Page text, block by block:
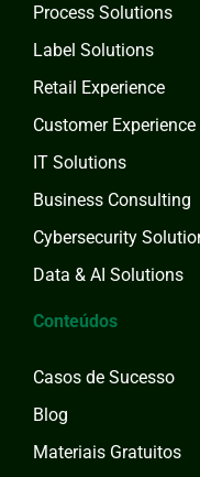
Process Solutions
Label Solutions
Retail Experience
Customer Experience
IT Solutions
Business Consulting
Cybersecurity
Data & AI Solutions
Conteúdos
Casos de Sucesso
Blog
Materiais Gratuitos